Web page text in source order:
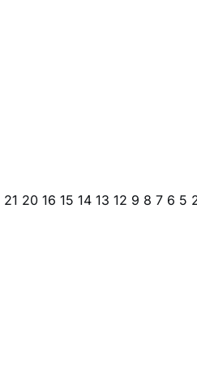
21 20 16 15 14 13 12 9 8 7 6 5